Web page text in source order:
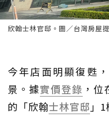
欣翰士林官邸。圖／台灣房屋
今年店面明顯復甦
景。據實價登錄 ，
的「欣翰士林官邸 」